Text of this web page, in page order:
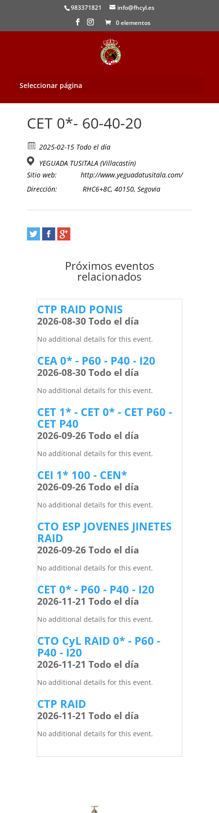
983371821
info@fhcyl.es
0 elementos
Seleccionar página
CET 0*- 60-40-20
2025-02-15 Todo el día
YEGUADA TUSITALA (Villacastín)
Sitio web:
http://www.yeguadatusitala.com/
Dirección:
RHC6+8C, 40150, Segovia
Próximos eventos
relacionados
CTP RAID PONIS
2026-08-30 Todo el día
No additional details for this event.
CEA 0* - P60 - P40 - I20
2026-08-30 Todo el día
No additional details for this event.
CET 1* - CET 0* - CET P60 -
CET P40
2026-09-26 Todo el día
No additional details for this event.
CEI 1* 100 - CEN*
2026-09-26 Todo el día
No additional details for this event.
CTO ESP JOVENES JINETES
RAID
2026-09-26 Todo el día
No additional details for this event.
CET 0* - P60 - P40 - I20
2026-11-21 Todo el día
No additional details for this event.
CTO CyL RAID 0* - P60 -
P40 - I20
2026-11-21 Todo el día
No additional details for this event.
CTP RAID
2026-11-21 Todo el día
No additional details for this event.